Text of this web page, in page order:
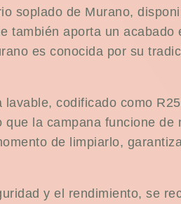
soplado de Murano,
aporta un
es conocida por su
codificado como
la campana funcione
de limpiarlo,
y el rendimiento, se